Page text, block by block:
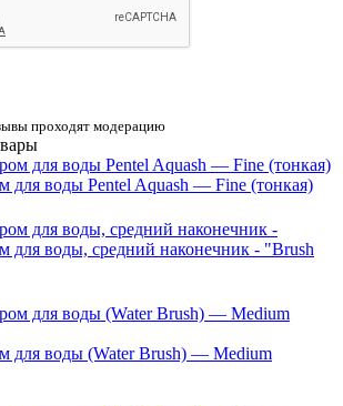
проходят модерацию
для воды Pentel Aquash — Fine (тонкая)
для воды, средний наконечник - "Brush
для воды (Water Brush) — Medium